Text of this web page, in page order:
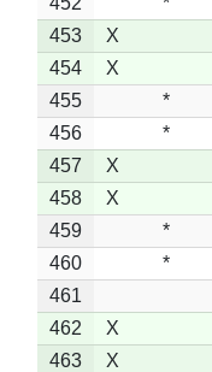
453
X
454
X
455
*
456
*
457
X
458
X
459
*
460
*
461
462
X
463
X